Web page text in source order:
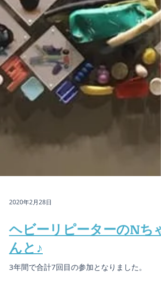
2020年2月28日
ヘビーリピーターのNちゃ
んと♪